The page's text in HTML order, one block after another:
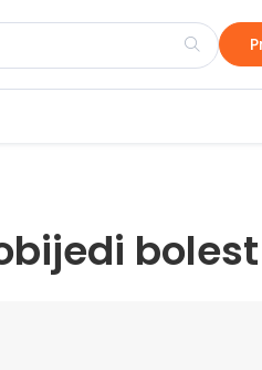
bolest